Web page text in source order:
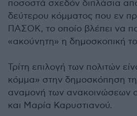
ποσοστά σχεδόν διπλάσια
δεύτερου κόμματος που εν
ΠΑΣΟΚ, το οποίο βλέπει να
«ακούνητη» η δημοσκοπική
Τρίτη επιλογή των πολιτών
κόμμα» στην δημοσκόπηση
αναμονή των ανακοινώσεων
και Μαρία Καρυστιανού.